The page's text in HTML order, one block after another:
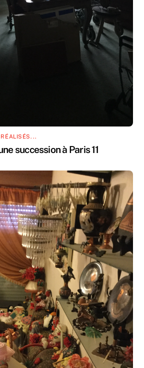
succession à Paris 11